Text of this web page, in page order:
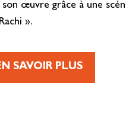
œuvre grâce à une
».
SAVOIR PLUS